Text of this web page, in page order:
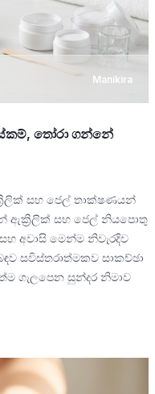
Manikira
තෝරා ගන්නේ
සහ ජෙල් තාක්ෂණයන්
ඇක්‍රිලික් සහ ජෙල් නියපොතු
අවාසි මෙන්ම නිවැරදිව
සවිස්තරාත්මකව සාකච්ඡා
ගැලපෙන සුන්දර නිමාව